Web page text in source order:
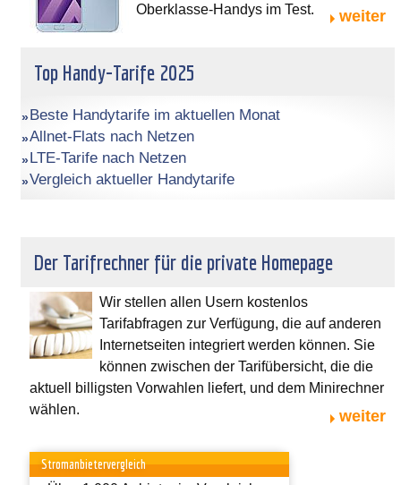
Oberklasse-Handys im Test.
weiter
Top Handy-Tarife 2025
Beste Handytarife im aktuellen Monat
Allnet-Flats nach Netzen
LTE-Tarife nach Netzen
Vergleich aktueller Handytarife
Der Tarifrechner für die private Homepage
Wir stellen allen Usern kostenlos
Tarifabfragen zur Verfügung, die auf anderen
Internetseiten integriert werden können. Sie
können zwischen der Tarifübersicht, die die
aktuell billigsten Vorwahlen liefert, und dem Minirechner
wählen.
weiter
Stromanbietervergleich